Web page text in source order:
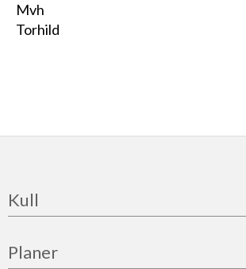
Mvh
Torhild
Kull
Planer